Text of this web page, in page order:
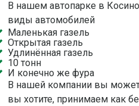
В нашем автопарке в
виды автомобилей
Маленькая газель
Открытая газель
Удлинённая газель
10 тонн
И конечно же фура
В нашей компании вы
вы хотите, принимаем как